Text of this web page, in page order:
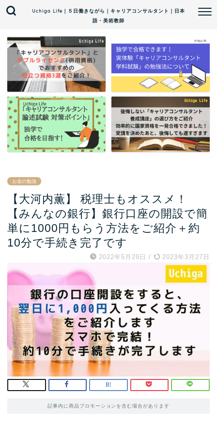
Uchiga Life｜５日働きながら｜キャリアコンサルタント｜日本
語・美術教師
お金の勉強
【大河内薫】 税理士もオススメ！
【みんなの銀行】銀行口座の開設で簡
単に1000円もらう方法をご紹介＋約
10分で手続き完了です
2022年5月29日 / 2023年3月27日
記事内に商品プロモーションを含む場合があります